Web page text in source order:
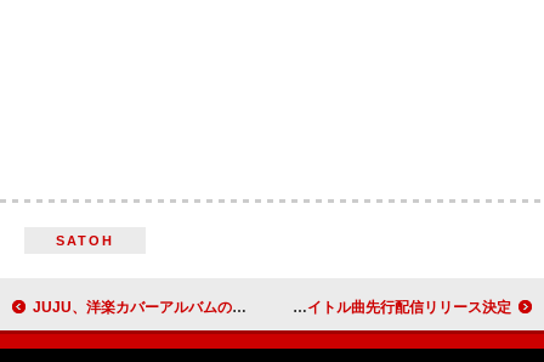
SATOH
JUJU、洋楽カバーアルバムの全収録曲を解禁＆ティーザー動画を公開 CRAVITY、日本3rdSG『BLAST OUT』タイトル曲先行配信リリース決定